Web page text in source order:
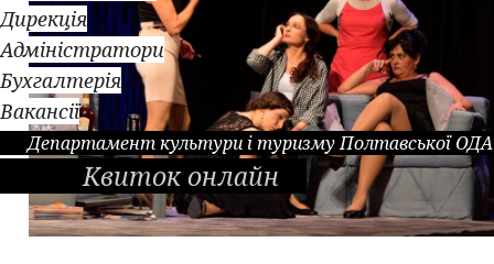
Дирекція
Адміністратори
Бухгалтерія
Вакансії
Департамент культури і туризму Полтавської ОДА
Квиток онлайн